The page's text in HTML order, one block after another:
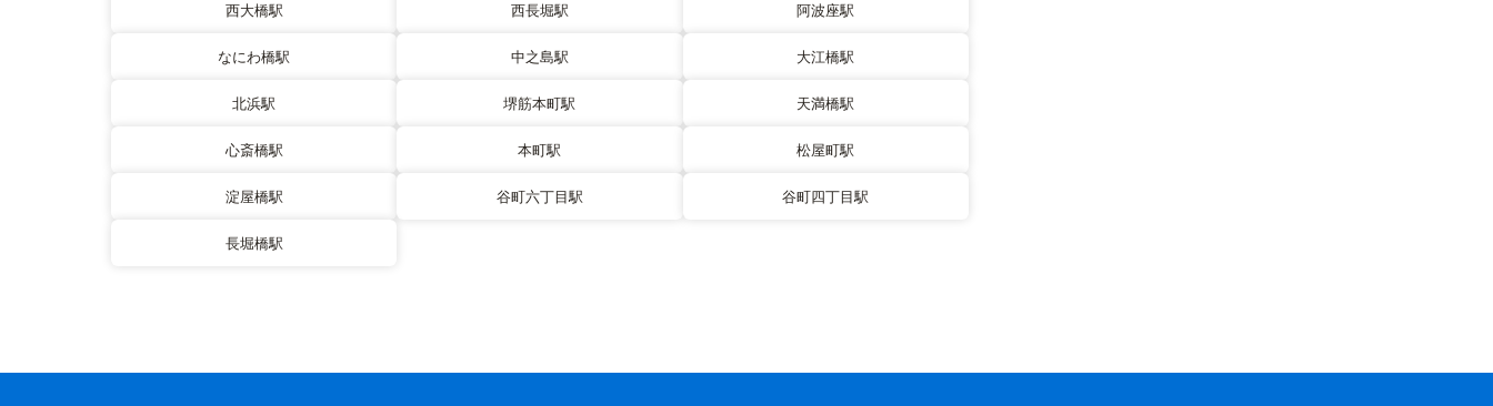
西大橋駅 西長堀駅 阿波座駅
なにわ橋駅 中之島駅 大江橋駅
北浜駅 堺筋本町駅 天満橋駅
心斎橋駅 本町駅 松屋町駅
淀屋橋駅 谷町六丁目駅 谷町四丁目駅
長堀橋駅